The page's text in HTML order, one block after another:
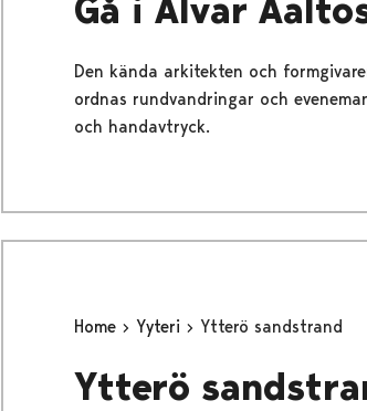
Gå i Alvar
Den kända arkitekten och
ordnas rundvandringar och
och handavtryck.
Home Yyteri Ytterö sandstrand
Ytterö